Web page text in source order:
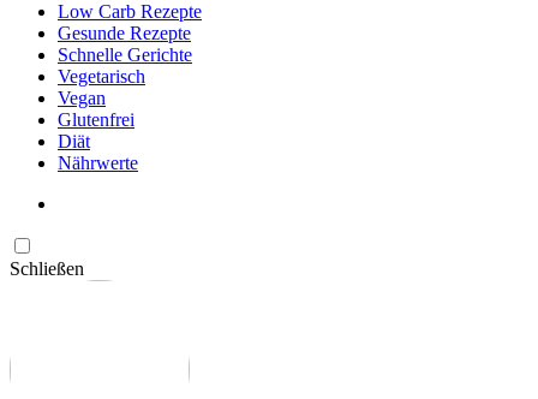
Low Carb Rezepte
Gesunde Rezepte
Schnelle Gerichte
Vegetarisch
Vegan
Glutenfrei
Diät
Nährwerte
Schließen